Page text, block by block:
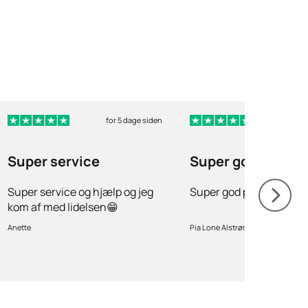
for 5 dage siden
Super service
Super service og hjælp og jeg
kom af med lidelsen😁
Anette
Super god
Super god professionel
Pia Lone Alstrøm